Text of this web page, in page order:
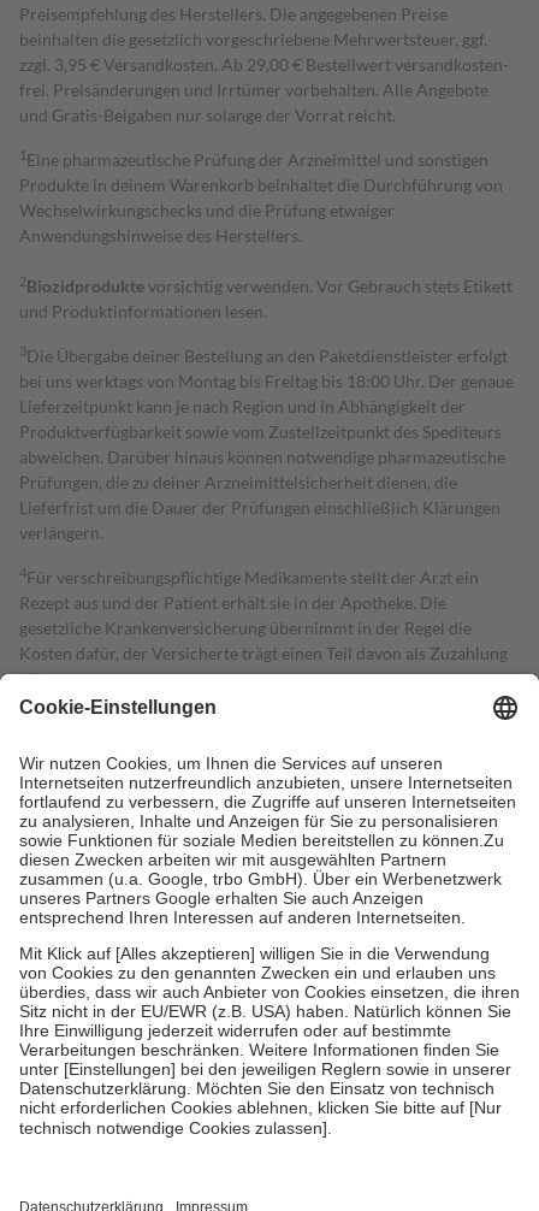
Preisempfehlung des Herstellers. Die angegebenen Preise
beinhalten die gesetzlich vorgeschriebene Mehrwertsteuer, ggf.
zzgl. 3,95 € Versandkosten. Ab 29,00 € Bestell­wert versand­kosten­
frei. Preisänderungen und Irrtümer vorbehalten. Alle Angebote
und Gratis-Beigaben nur solange der Vorrat reicht.
1 Eine pharmazeutische Prüfung der Arzneimittel und sonstigen
Produkte in deinem Warenkorb beinhaltet die Durchführung von
Wechselwirkungschecks und die Prüfung etwaiger
Anwendungshinweise des Herstellers.
2Biozidproduktevorsichtig verwenden. Vor Gebrauch stets Etikett
und Produktinformationen lesen.
3Die Übergabe deiner Bestellung an den Paketdienstleister erfolgt
bei uns werktags von Montag bis Freitag bis 18:00 Uhr. Der genaue
Lieferzeitpunkt kann je nach Region und in Abhängigkeit der
Produktverfügbarkeit sowie vom Zustellzeitpunkt des Spediteurs
abweichen. Darüber hinaus können notwendige pharmazeutische
Prüfungen, die zu deiner Arzneimittelsicherheit dienen, die
Lieferfrist um die Dauer der Prüfungen einschließlich Klärungen
verlängern.
4Für verschreibungspflichtige Medikamente stellt der Arzt ein
Rezept aus und der Patient erhält sie in der Apotheke. Die
gesetzliche Krankenversicherung übernimmt in der Regel die
Kosten dafür, der Versicherte trägt einen Teil davon als Zuzahlung
mit.
Grundsätzlich leisten Mitglieder Zuzahlungen in Höhe von zehn
höchstens zehn Euro.
Es sind jedoch nie mehr als die tatsächlichen
Kosten der Leistung zu entrichten.
Diese Regeln gelten grundsätzlich auch für Online-Apotheken.
Bei Heilmitteln und häuslicher Krankenpflege beträgt die
Zuzahlung zehn Prozent der Kosten sowie zehn Euro je
Verordnung.
Um das Engagement der Versicherten für ihre eigene Gesundheit zu
stärken und die besondere Stellung der Familie zu unterstützen,
fallenkeine Zuzahlungenan bei:
• Kindern und Jugendlichen bis zum vollendeten 18. Lebensjahr
mit Ausnahme der Fahrkosten
• Untersuchungen zur Vorsorge und Früherkennung, die von der
GKV getragen werden
• empfohlenen Schutzimpfungen
• Harn- und Blutteststreifen
getroffen, um sicherzustellen, dass es sich um echte Bewertungen